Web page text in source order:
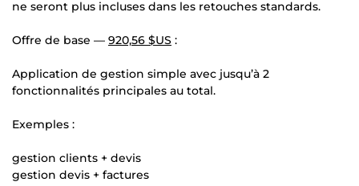
ne seront plus incluses dans les retouches standards.
Offre de base — 920,56 $US :
Application de gestion simple avec jusqu’à 2
fonctionnalités principales au total.
Exemples :
gestion clients + devis
gestion devis + factures